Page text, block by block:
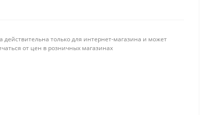
действительна только для интернет-магазина и может
от цен в розничных магазинах